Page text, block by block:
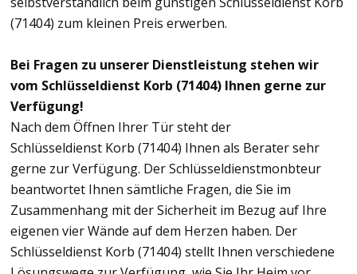
(71404) zum kleinen Preis erwerben.
Bei Fragen zu unserer Dienstleistung stehen wir
vom Schlüsseldienst Korb (71404) Ihnen gerne zur
Verfügung!
Nach dem Öffnen Ihrer Tür steht der
Schlüsseldienst Korb (71404) Ihnen als Berater sehr
gerne zur Verfügung. Der Schlüsseldienstmonbteur
beantwortet Ihnen sämtliche Fragen, die Sie im
Zusammenhang mit der Sicherheit im Bezug auf Ihre
eigenen vier Wände auf dem Herzen haben. Der
Schlüsseldienst Korb (71404) stellt Ihnen verschiedene